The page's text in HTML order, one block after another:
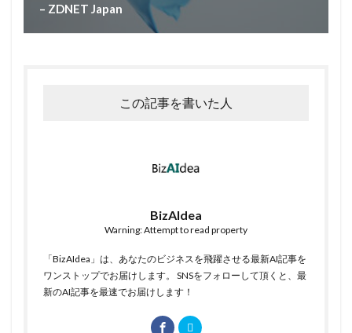
– ZDNET Japan
この記事を書いた人
BizAIdea
Warning: Attempt to read property
「BizAIdea」は、あなたのビジネスを飛躍させる最新AI記事を
ワンストップでお届けします。 SNSをフォローして頂くと、最
新のAI記事を最速でお届けします！